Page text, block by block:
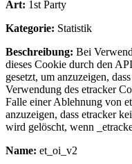
Art: 1st Party
Kategorie: Statistik
Beschreibung: Bei
dieses Cookie durch den
gesetzt, um anzuzeigen,
Verwendung des etracker
Falle einer Ablehnung von
anzuzeigen, dass etracker
wird gelöscht, wenn
Name: et_oi_v2